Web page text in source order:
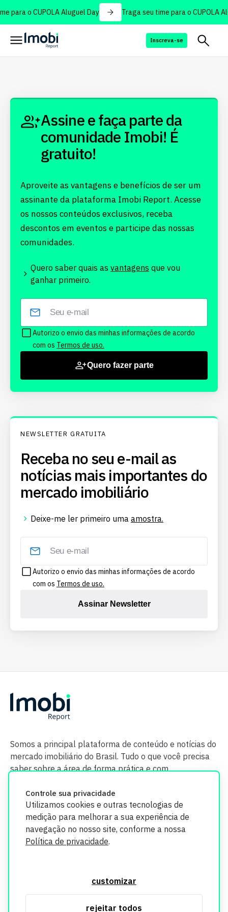
para o CUPOLA Aluguel Day Traga seu time para o CUPOLA
Inscreva-se
Controle sua privacidade
Utilizamos cookies e outras tecnologias de
medição para melhorar a sua experiência de
navegação no nosso site, conforme a nossa
Política de privacidade.
customizar
rejeitar todos
Assine e faça parte da
comunidade Imobi! É
gratuito!
Aproveite as vantagens e benefícios de ser um
assinante da plataforma Imobi Report. Acesse
os nossos conteúdos exclusivos, receba
descontos em eventos e participe das nossas
comunidades.
Quero saber quais as vantagens que vou
ganhar primeiro.
Autorizo o envio das minhas informações de acordo
com os Termos de uso.
Quero fazer parte
NEWSLETTER GRATUITA
Receba no seu e-mail as
notícias mais importantes do
mercado imobiliário
Deixe-me ler primeiro uma amostra.
Autorizo o envio das minhas informações de acordo
com os Termos de uso.
Assinar Newsletter
Somos a principal plataforma de conteúdo e notícias do
mercado imobiliário do Brasil. Tudo o que você precisa
saber sobre a área de forma prática e com
segurança. Todos os dados coletados em nosso site são
utilizados exclusivamente para fins de aprimoramento de
informações, consulte nossa Política de Privacidade.